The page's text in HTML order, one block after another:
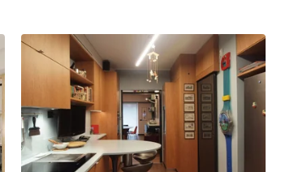
aus Edelstahl, Porzellan-Bodenfliesen, Kücheninsel,
weißem Boden und türkiser Arbeitsplatte in Madrid